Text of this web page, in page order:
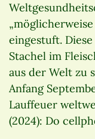
eingestuft.
Stachel im
aus der Welt zu
Anfang
Lauffeuer
(2024): Do